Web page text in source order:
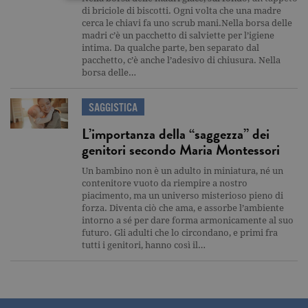
di briciole di biscotti. Ogni volta che una madre
cerca le chiavi fa uno scrub mani.Nella borsa delle
madri c’è un pacchetto di salviette per l’igiene
intima. Da qualche parte, ben separato dal
pacchetto, c’è anche l’adesivo di chiusura. Nella
borsa delle…
SAGGISTICA
L’importanza della “saggezza” dei
genitori secondo Maria Montessori
Un bambino non è un adulto in miniatura, né un
contenitore vuoto da riempire a nostro
piacimento, ma un universo misterioso pieno di
forza. Diventa ciò che ama, e assorbe l’ambiente
intorno a sé per dare forma armonicamente al suo
futuro. Gli adulti che lo circondano, e primi fra
tutti i genitori, hanno così il…
Tecnici ed equiparati
Misurazione
Profilazione
I cookie tecnici sono strettamente
degli utenti e la gestione dell'account. Il
sito Web non può essere utilizzato
strettamente necessari. Col rispetto
delle condizioni previste dal Garante, i
cookie analitici sono equiparati ai
tecnici e dunque non necessitano del
consenso.
Nome Dominio Scadenza
Descrizione
_gid
.garzanti.it 1 giorno
Questo
impostato
visitata e